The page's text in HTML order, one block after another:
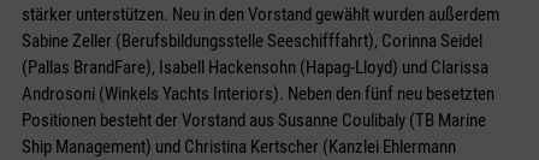
stärker unterstützen. Neu in den Vorstand gewählt wurden außerdem
Sabine Zeller (Berufsbildungsstelle Seeschifffahrt), Corinna Seidel
(Pallas BrandFare), Isabell Hackensohn (Hapag-Lloyd) und Clarissa
Androsoni (Winkels Yachts Interiors). Neben den fünf neu besetzten
Positionen besteht der Vorstand aus Susanne Coulibaly (TB Marine
Ship Management) und Christina Kertscher (Kanzlei Ehlermann